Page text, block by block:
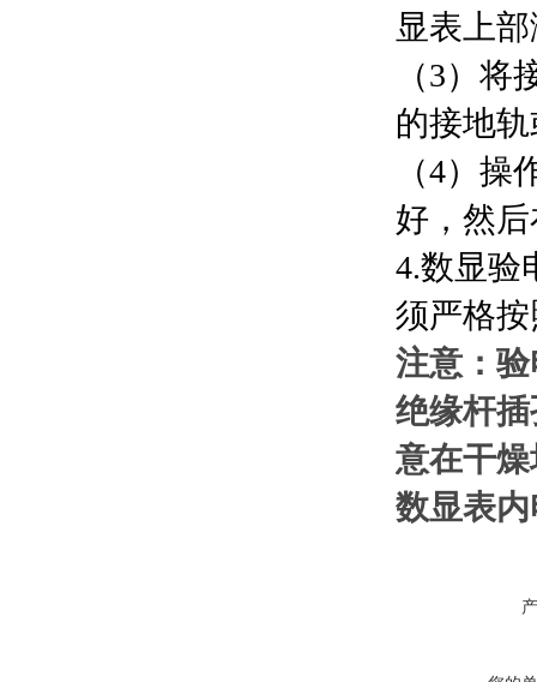
显表上
（3）
的接地
（4）
好，然
4.数显验
须严格
注意：
绝缘杆
意在干
数显表